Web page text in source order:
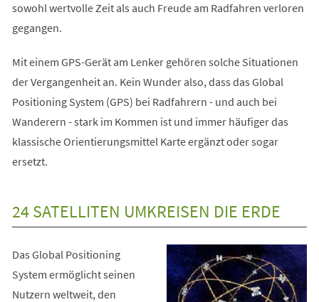
sowohl wertvolle Zeit als auch Freude am Radfahren verloren
gegangen.
Mit einem GPS-Gerät am Lenker gehören solche Situationen
der Vergangenheit an. Kein Wunder also, dass das Global
Positioning System (GPS) bei Radfahrern - und auch bei
Wanderern - stark im Kommen ist und immer häufiger das
klassische Orientierungsmittel Karte ergänzt oder sogar
ersetzt.
24 SATELLITEN UMKREISEN DIE ERDE
Das Global Positioning
System ermöglicht seinen
Nutzern weltweit, den